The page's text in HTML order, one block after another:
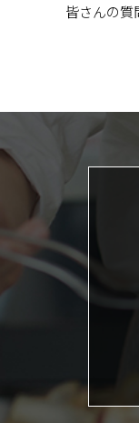
皆さんの質